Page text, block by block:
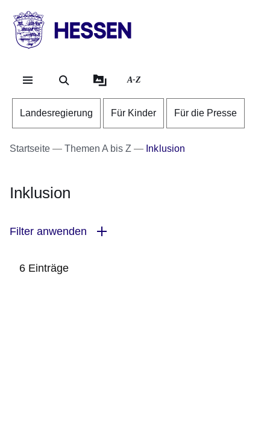
HESSEN
Landesregierung
A-Z
Landesregierung Für Kinder Für die Presse
Startseite Themen A bis Z Inklusion
Inklusion
Filter anwenden
6 Einträge